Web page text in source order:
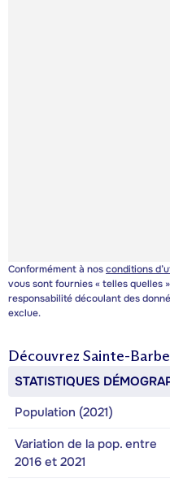
Conformément à nosconditions
vous sont fournies « telles quelles
responsabilité découlant des
exclue.
Découvrez Sainte-Barbe
STATISTIQUES
Population (2021)
Variation de la pop. entre
2016 et 2021